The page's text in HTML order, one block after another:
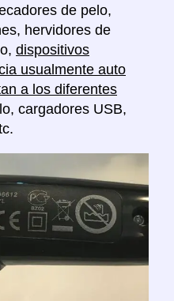
de pelo,
hervidores de
dispositivos
usualmente auto
a los diferentes
cargadores USB,